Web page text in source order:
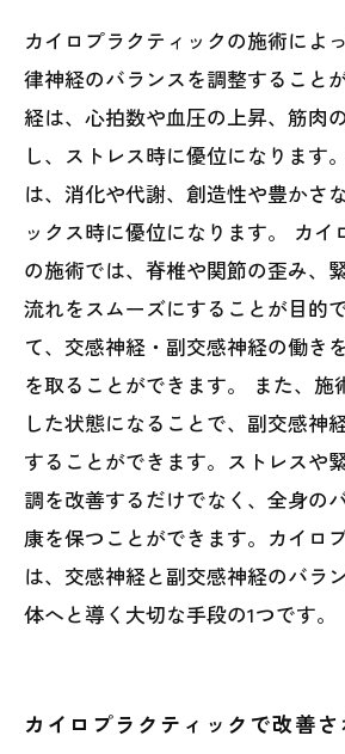
カイロプラクティックの施術によ
律神経のバランスを調整すること
経は、心拍数や血圧の上昇、筋肉
し、ストレス時に優位になります
は、消化や代謝、創造性や豊かさ
ックス時に優位になります。 カイ
の施術では、脊椎や関節の歪み、
流れをスムーズにすることが目的
て、交感神経・副交感神経の働き
を取ることができます。 また、施
した状態になることで、副交感神
することができます。ストレスや
調を改善するだけでなく、全身の
康を保つことができます。カイロ
は、交感神経と副交感神経のバラ
体へと導く大切な手段の1つです。
カイロプラクティックで改善